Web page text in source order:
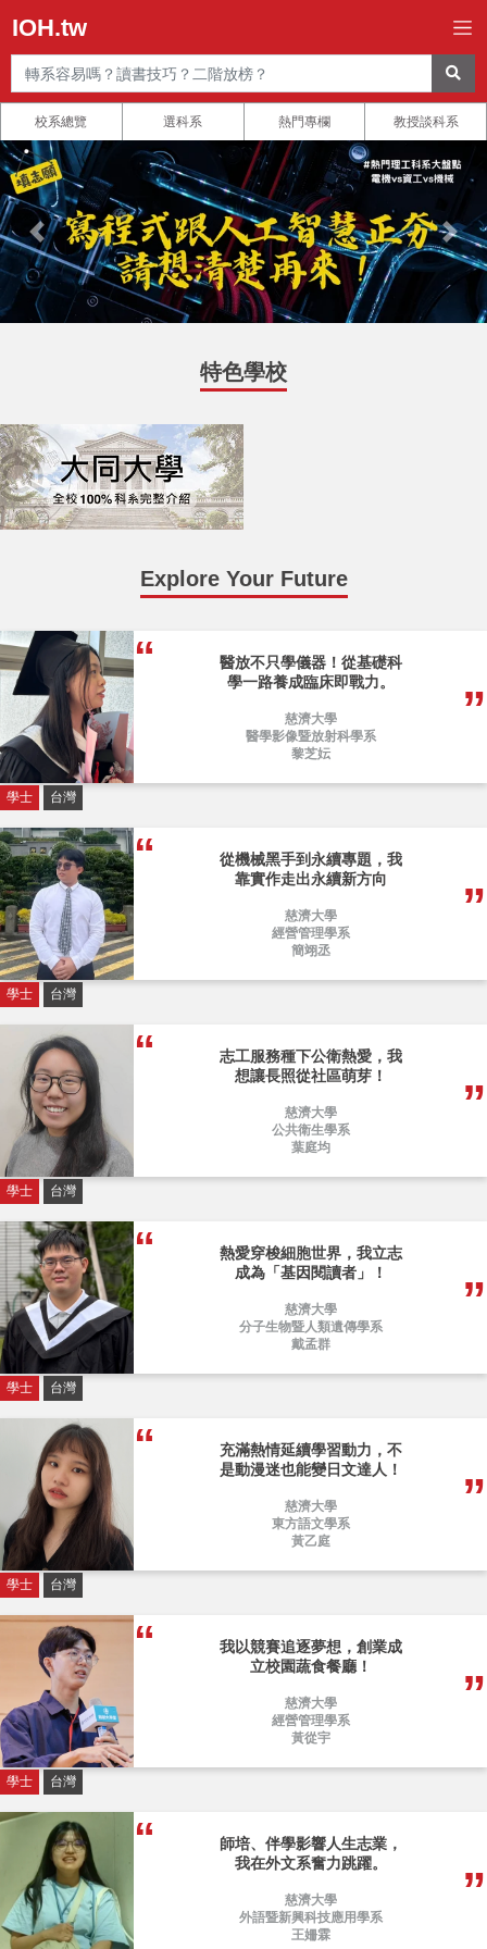
IOH.tw
校系總覽 選科系 熱門專欄 教授談科系
特色學校
Explore Your Future
醫放不只學儀器！從基礎科
學一路養成臨床即戰力。
慈濟大學
醫學影像暨放射科學系
黎芝妘
學士 台灣
從機械黑手到永續專題，我
靠實作走出永續新方向
慈濟大學
經營管理學系
簡翊丞
學士 台灣
志工服務種下公衛熱愛，我
想讓長照從社區萌芽！
慈濟大學
公共衛生學系
葉庭均
學士 台灣
熱愛穿梭細胞世界，我立志
成為「基因閱讀者」！
慈濟大學
分子生物暨人類遺傳學系
戴孟群
學士 台灣
充滿熱情延續學習動力，不
是動漫迷也能變日文達人！
慈濟大學
東方語文學系
黃乙庭
學士 台灣
我以競賽追逐夢想，創業成
立校園蔬食餐廳！
慈濟大學
經營管理學系
黃從宇
學士 台灣
師培、伴學影響人生志業，
我在外文系奮力跳躍。
慈濟大學
外語暨新興科技應用學系
王姍霖